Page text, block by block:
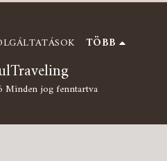
jog fenntartva
TÖBB